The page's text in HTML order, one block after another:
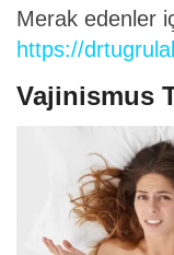
Merak edenler
https://
Vajinismus